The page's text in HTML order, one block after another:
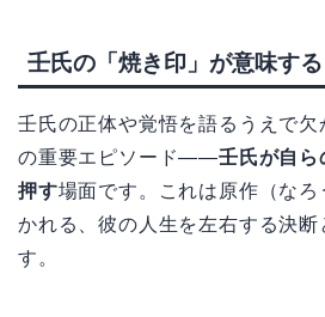
壬氏の「焼き印」が意味す
壬氏の正体や覚悟を語るうえで
の重要エピソード——壬氏が自ら
押す場面です。これは原作（な
かれる、彼の人生を左右する決断
す。